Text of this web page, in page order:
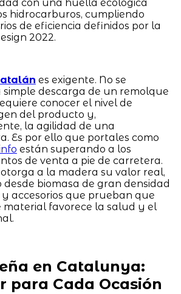
con una huella ecológica
hidrocarburos, cumpliendo
de eficiencia definidos por la
2022.
es exigente. No se
descarga de un remolque
conocer el nivel de
del producto y,
la agilidad de una
Es por ello que portales como
están superando a los
de venta a pie de carretera.
otorga a la madera su valor real,
biomasa de gran densidad
accesorios que prueban que
material favorece la salud y el
en Catalunya:
para Cada Ocasión